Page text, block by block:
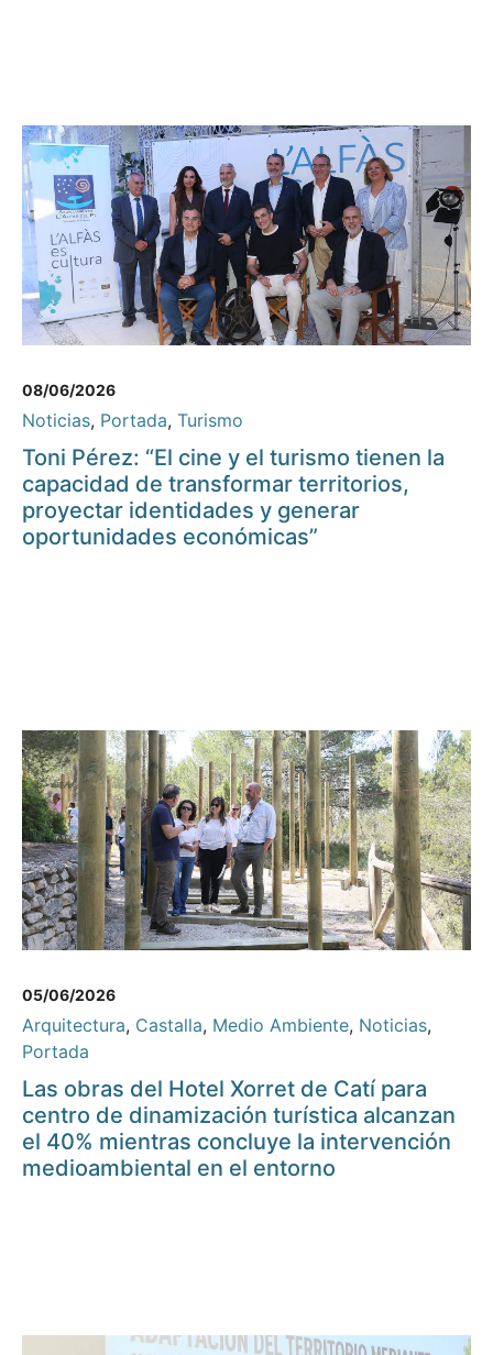
08/06/2026
Noticias, Portada, Turismo
Toni Pérez: “El cine y el turismo tienen la
capacidad de transformar territorios,
proyectar identidades y generar
oportunidades económicas”
05/06/2026
Arquitectura, Castalla, Medio Ambiente, Noticias,
Portada
Las obras del Hotel Xorret de Catí para
centro de dinamización turística alcanzan
el 40% mientras concluye la intervención
medioambiental en el entorno